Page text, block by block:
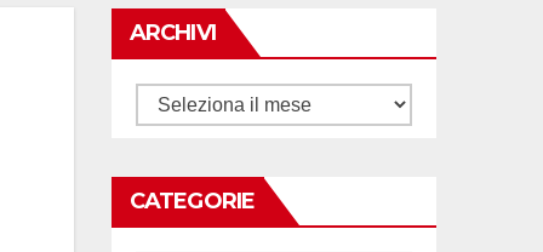
ARCHIVI
Archivi
CATEGORIE